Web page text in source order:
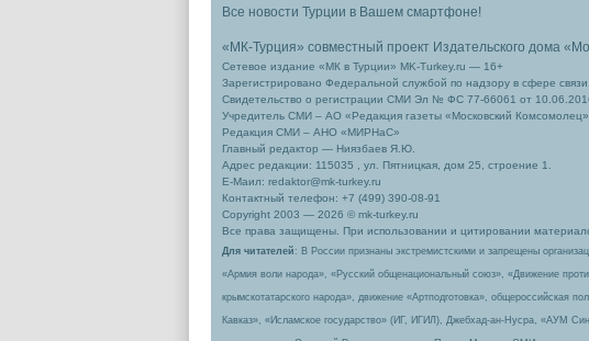
Все новости Турции в Вашем смартфоне!
«МК-Турция» совместный проект Издательского дома
Сетевое издание «МК в Турции» MK-Turkey.ru — 16+
Зарегистрировано Федеральной службой по надзору в сфере
Свидетельство о регистрации СМИ Эл № ФС 77-66061 от
Учредитель СМИ – АО «Редакция газеты «Московский Комсомолец»
Редакция СМИ – АНО «МИРНаС»
Главный редактор — Ниязбаев Я.Ю.
Адрес редакции: 115035 , ул. Пятницкая, дом 25, строение 1.
Е-Маил: redaktor@mk-turkey.ru
Контактный телефон: +7 (499) 390-08-91
Copyright 2003 — 2026 © mk-turkey.ru
Все права защищены. При использовании и цитировании
Для читателей : В России признаны экстремистскими и запрещены
«Армия воли народа», «Русский общенациональный союз», «Движение
крымскотатарского народа», движение «Артподготовка», общероссийская
Кавказ», «Исламское государство» (ИГ, ИГИЛ), Джебхад-ан-Нусра, «АУМ